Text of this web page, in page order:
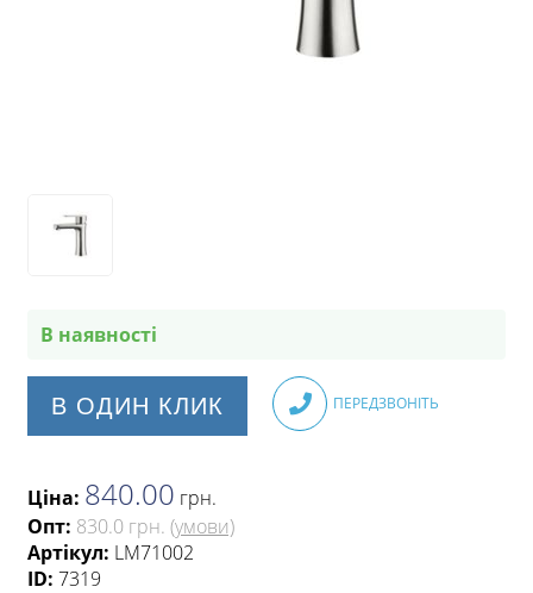
В наявності
В ОДИН КЛИК ПЕРЕДЗВОНІТЬ
Ціна: 840.00 грн.
Опт: 830.0 грн. (умови)
Артікул: LM71002
ID: 7319